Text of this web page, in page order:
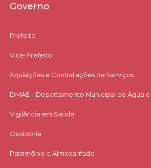
Governo
Prefeito
Vice-Prefeito
Aquisições e Contratações de Serviços​
DMAE – Departamento Municipal de Água
Vigilância em Saúde
Ouvidoria
Patrimônio e Almoxarifado